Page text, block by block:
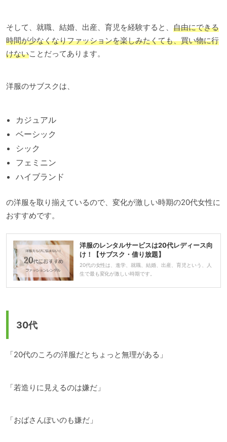
そして、就職、結婚、出産、育児を経験すると、 自由にできる
時間が少なくなりファッションを楽しみたくても、買い物に行
けないことだってあります。
洋服のサブスクは、
カジュアル
ベーシック
シック
フェミニン
ハイブランド
の洋服を取り揃えているので、変化が激しい時期の20代女性に
おすすめです。
洋服のレンタルサービスは20代レディース向
け！【サブスク・借り放題】
20代の女性は、進学、就職、結婚、出産、育児という、人
生で最も変化が激しい時期です。
30代
「20代のころの洋服だとちょっと無理がある」
「若造りに見えるのは嫌だ」
「おばさんぽいのも嫌だ」